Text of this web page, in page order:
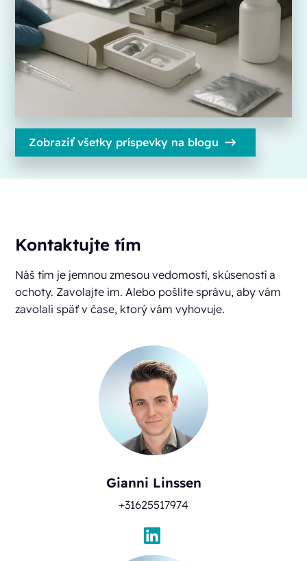
Zobraziť všetky príspevky na blogu
Kontaktujte tím
Náš tím je jemnou zmesou vedomostí, skúseností a
ochoty. Zavolajte im. Alebo pošlite správu, aby vám
zavolali späť v čase, ktorý vám vyhovuje.
Gianni Linssen
+31625517974